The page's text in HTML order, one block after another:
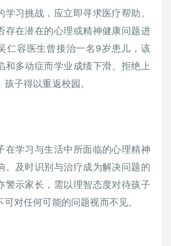
习挑战，应立即寻求医疗帮助。
存在潜在的心理或精神健康问题进
仁容医生曾接治一名9岁患儿，该
和多动症而学业成绩下滑、拒绝上
子得以重返校园。
在学习与生活中所面临的心理精神
。及时识别与治疗成为解决问题的
警示家长，需以理智态度对待孩子
对任何可能的问题视而不见。